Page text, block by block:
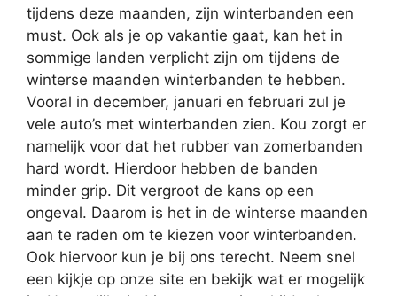
tijdens deze maanden, zijn winterbanden een
must. Ook als je op vakantie gaat, kan het in
sommige landen verplicht zijn om tijdens de
winterse maanden winterbanden te hebben.
Vooral in december, januari en februari zul je
vele auto’s met winterbanden zien. Kou zorgt er
namelijk voor dat het rubber van zomerbanden
hard wordt. Hierdoor hebben de banden
minder grip. Dit vergroot de kans op een
ongeval. Daarom is het in de winterse maanden
aan te raden om te kiezen voor winterbanden.
Ook hiervoor kun je bij ons terecht. Neem snel
een kijkje op onze site en bekijk wat er mogelijk